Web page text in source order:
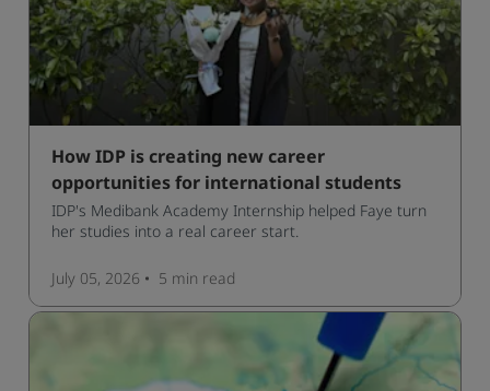
How IDP is creating new career
opportunities for international students
IDP's Medibank Academy Internship helped Faye turn
her studies into a real career start.
July 05, 2026 5 min read